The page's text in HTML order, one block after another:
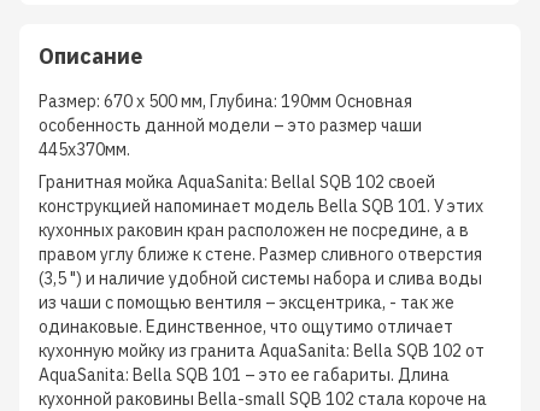
Описание
Размер: 670 х 500 мм, Глубина: 190мм Основная
особенность данной модели – это размер чаши
445х370мм.
Гранитная мойка AquaSanita: Bellal SQB 102 своей
конструкцией напоминает модель Bella SQB 101. У этих
кухонных раковин кран расположен не посредине, а в
правом углу ближе к стене. Размер сливного отверстия
(3,5 ") и наличие удобной системы набора и слива воды
из чаши с помощью вентиля – эксцентрика, - так же
одинаковые. Единственное, что ощутимо отличает
кухонную мойку из гранита AquaSanita: Bella SQB 102 от
AquaSanita: Bella SQB 101 – это ее габариты. Длина
кухонной раковины Bella-small SQB 102 стала короче на